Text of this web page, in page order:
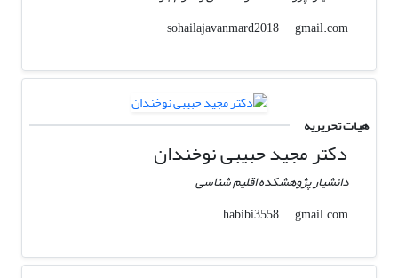
sohailajavanmard2018
gmail.com
هیات تحریریه
دکتر مجید حبیبی نوخندان
دانشیار پژوهشکده اقلیم شناسی
habibi3558
gmail.com